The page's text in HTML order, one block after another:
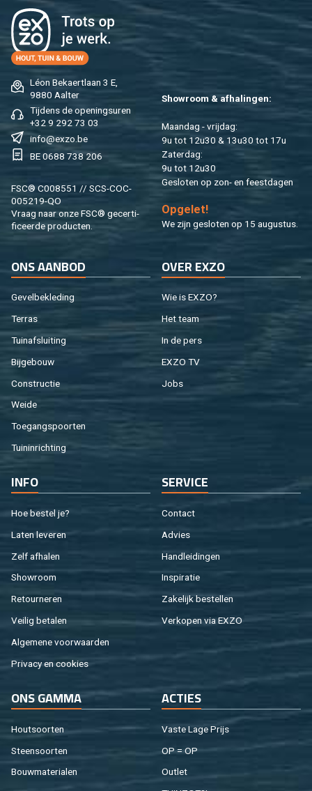
Léon Be­kaert­laan 3 E,
9880 Aal­ter
Tij­dens de ope­nings­uren
+32 9 292 73 03
info@​exzo.​be
BE 0688 738 206
FSC® C008551 // SCS-COC-
005219-QO
Vraag naar onze FSC® ge­cer­ti­
fi­ceer­de pro­duc­ten.
Show­room & af­ha­lin­gen:
Maan­dag - vrij­dag:
9u tot 12u30 & 13u30 tot 17u
Za­ter­dag:
9u tot 12u30
Ge­slo­ten op zon- en feest­da­gen
Op­ge­let!
We zijn ge­slo­ten op 15 au­gus­tus.
ONS AAN­BOD
Ge­vel­be­kle­ding
Ter­ras
Tuin­af­slui­ting
Bij­ge­bouw
Con­struc­tie
Weide
Toe­gangs­poor­ten
Tuin­in­rich­ting
OVER EXZO
Wie is EXZO?
Het team
In de pers
EXZO TV
Jobs
INFO
Hoe be­stel je?
Laten le­ve­ren
Zelf af­ha­len
Show­room
Re­tour­ne­ren
Vei­lig be­ta­len
Al­ge­me­ne voor­waar­den
Pri­va­cy en coo­kies
SER­VI­CE
Con­tact
Ad­vies
Hand­lei­din­gen
In­spi­ra­tie
Za­ke­lijk be­stel­len
Ver­ko­pen via EXZO
ONS GAMMA
Hout­soor­ten
Steen­soor­ten
Bouw­ma­te­ri­a­len
AC­TIES
Vaste Lage Prijs
OP = OP
Out­let